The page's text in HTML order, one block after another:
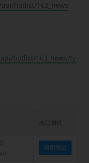
hotlist/163_news
hotlist/163_news?ty
接口测试
调用测试